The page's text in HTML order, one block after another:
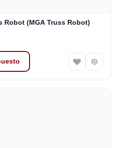
Robot (MGA Truss Robot)